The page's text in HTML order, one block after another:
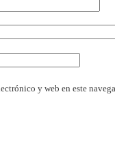
y web en este